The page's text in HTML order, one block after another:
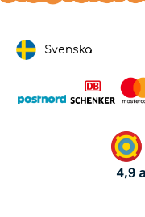
Svenska